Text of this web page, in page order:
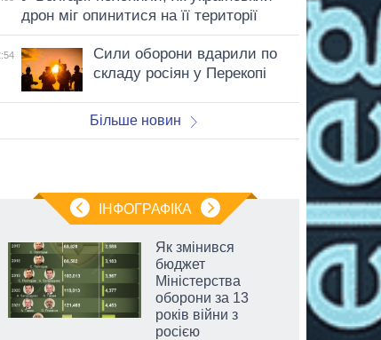
дрон міг опинитися на її території
Сили оборони вдарили по
складу росіян у Перекопі
Більше новин
ІНФОГРАФІКА
Як змінився
бюджет
Міністерства
оборони за 13
років війни з
росією